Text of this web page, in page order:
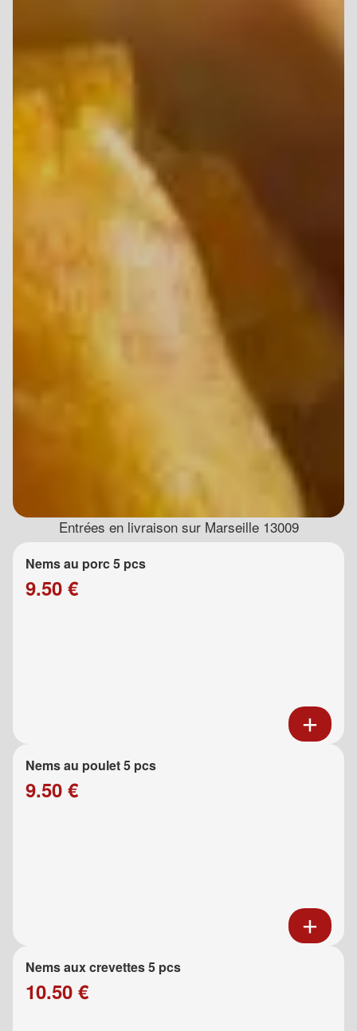
Entrées en livraison sur Marseille 13009
Nems au porc 5 pcs
9.50 €
Nems au poulet 5 pcs
9.50 €
Nems aux crevettes 5 pcs
10.50 €